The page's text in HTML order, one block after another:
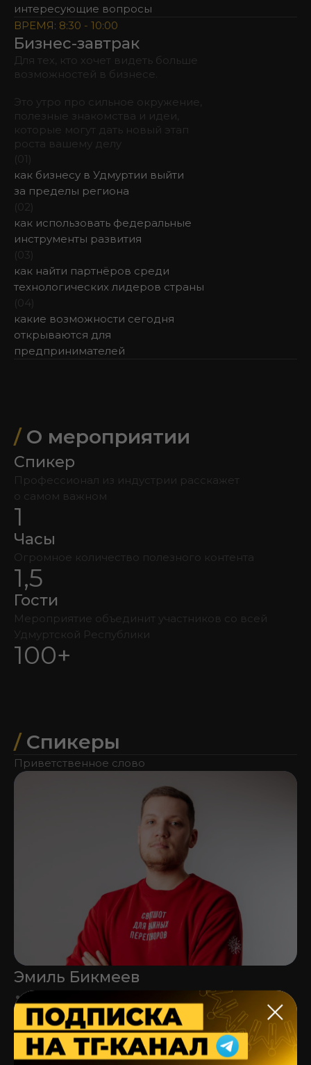
интересующие вопросы
ВРЕМЯ: 8:30 - 10:00
Бизнес-завтрак
Для тех, кто хочет видеть больше
возможностей в бизнесе.
Это утро про сильное окружение,
полезные знакомства и идеи,
которые могут дать новый этап
роста вашему делу
(01)
как бизнесу в Удмуртии выйти
за пределы региона
(02)
как использовать федеральные
инструменты развития
(03)
как найти партнёров среди
технологических лидеров страны
(04)
какие возможности сегодня
открываются для
предпринимателей
/О мероприятии
Спикер
Профессионал из индустрии расскажет
о самом важном
1
Часы
Огромное количество полезного контента
1,5
Гости
Мероприятие объединит участников со всей
Удмуртской Республики
100+
/Спикеры
Приветственное слово
Эмиль Бикмеев
Директор Корпорации развития Удмуртской
Республики
Главный спикер